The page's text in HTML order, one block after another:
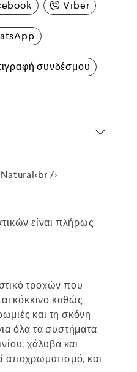
Viber
συνδέσμου
/>
είναι πλήρως
τροχών που
κόκκινο καθώς
και τη σκόνη
όλα τα συστήματα
χάλυβα και
αποχρωματισμό, και